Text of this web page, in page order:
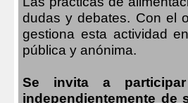
dudas y debates. Con el
gestiona esta actividad
pública y anónima.
Se invita a
independientemente